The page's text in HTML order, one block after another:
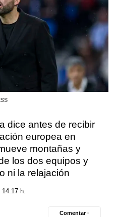
dice antes de recibir
europea en
montañas y
los dos equipos y
ni la relajación
h.
Comentar ·